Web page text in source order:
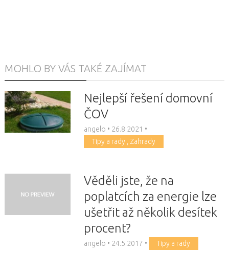
MOHLO BY VÁS TAKÉ ZAJÍMAT
Nejlepší řešení domovní
ČOV
angelo • 26.8.2021 •
Tipy a rady, Zahrady
Věděli jste, že na
poplatcích za energie lze
ušetřit až několik desítek
procent?
angelo • 24.5.2017 • Tipy a rady